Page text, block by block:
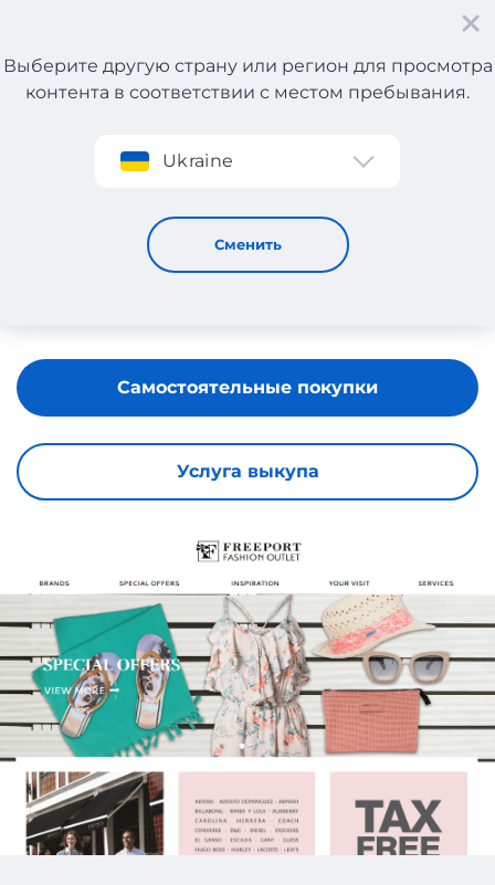
Регистрация
Выберите другую страну или регион для просмотра
контента в соответствии с местом пребывания.
Ukraine
Сменить
FREEPORT
Услуга выкупа
Самостоятельные покупки